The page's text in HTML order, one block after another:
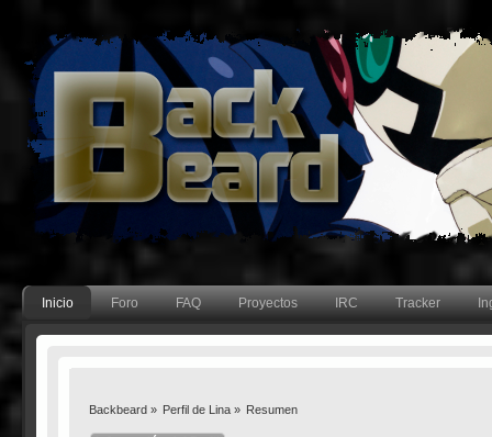
Inicio Foro FAQ Proyectos IRC Tracker
Backbeard» Perfil de Lina» Resumen